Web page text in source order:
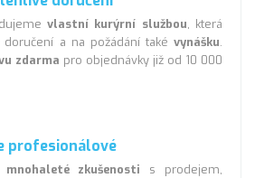
vlastní kurýrní službou, která
a na požádání také vynášku.
zdarma pro objednávky již od 10 000
profesionálové
mnohaleté zkušenosti s prodejem,